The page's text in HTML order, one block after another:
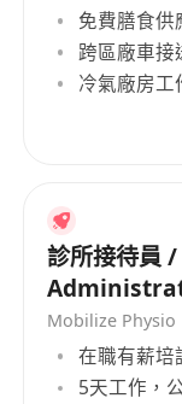
免費膳食供
跨區廠車接
冷氣廠房工
診所接待員
Mobilize Physio
在職有薪培
5天工作，